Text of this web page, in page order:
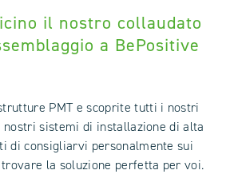
il nostro collaudato
a BePositive
PMT e scoprite tutti i nostri
sistemi di installazione di alta
di consigliarvi personalmente sui
la soluzione perfetta per voi.